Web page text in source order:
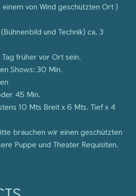
von Wind geschützten Ort )
und Technik) ca. 3
früher vor Ort sein.
Shows: 30 Min.
45 Min.
10 Mts Breit x 6 Mts. Tief x 4
brauchen wir einen geschützten
Puppe und Theater Requisiten.